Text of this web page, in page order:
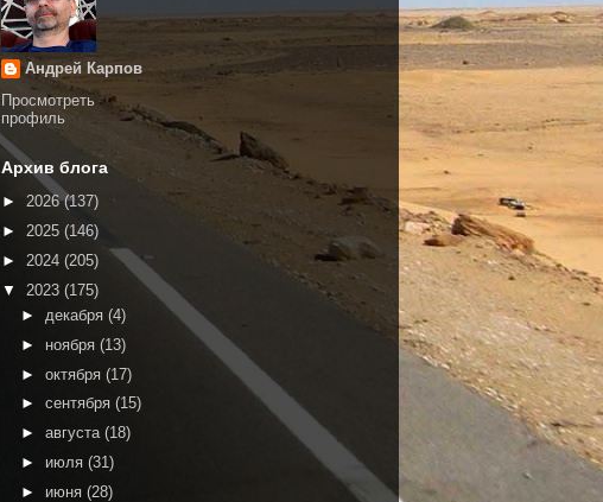
Андрей Карпов
Просмотреть
профиль
Архив блога
► 2026(137)
► 2025 (146)
► 2024 (205)
▼ 2023 (175)
► декабря (4)
► ноября (13)
► октября (17)
► сентября (15)
► августа (18)
► июля (31)
► июня (28)